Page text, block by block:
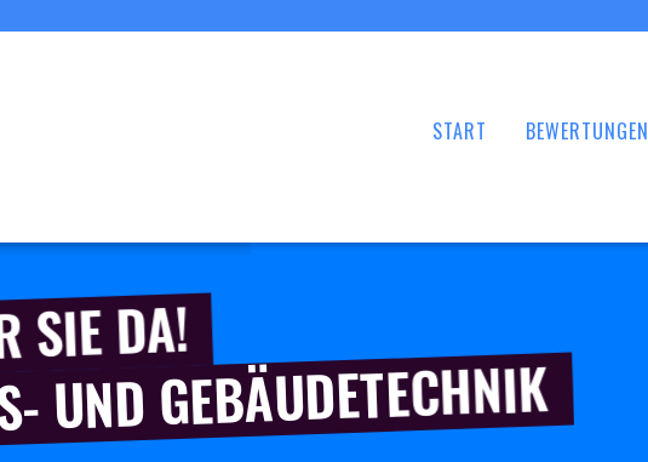
START BEWERTUNGEN
SIE DA!
UND GEBÄUDETECHNIK